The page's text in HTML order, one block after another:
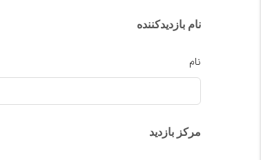
نام بازدیدکننده
نام
مرکز بازدید